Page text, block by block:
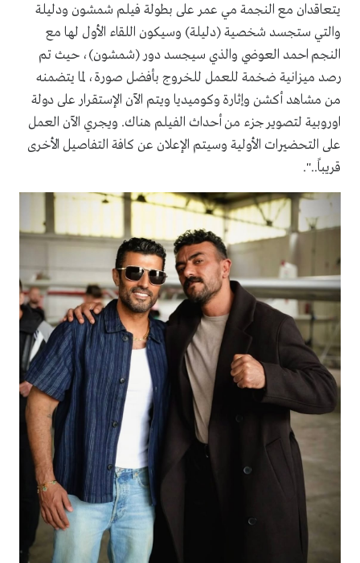
يتعاقدان مع النجمة مي عمر على بطولة فيلم شمشون ودليلة
والتي ستجسد شخصية (دليلة) وسيكون اللقاء الأول لها مع
النجم احمد العوضي والذي سيجسد دور (شمشون)، حيث تم
رصد ميزانية ضخمة للعمل للخروج بأفضل صورة، لما يتضمنه
من مشاهد أكشن وإثارة وكوميديا ويتم الآن الإستقرار على دولة
اوروبية لتصوير جزء من أحداث الفيلم هناك. ويجري الآن العمل
على التحضيرات الأولية وسيتم الإعلان عن كافة التفاصيل الأخرى
قريباً..".